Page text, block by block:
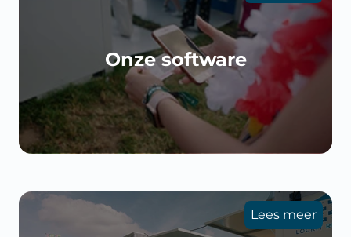
Onze software
Lees meer